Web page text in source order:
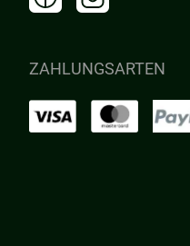
ZAHLUNGSARTEN